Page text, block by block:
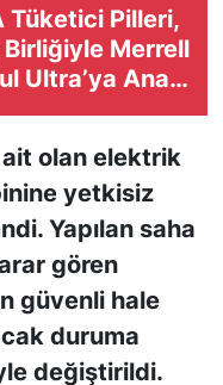
Tüketici Pilleri,
Birliğiyle Merrell
Ultra’ya Ana
ait olan elektrik
yetkisiz
Yapılan saha
gören
güvenli hale
duruma
değiştirildi.